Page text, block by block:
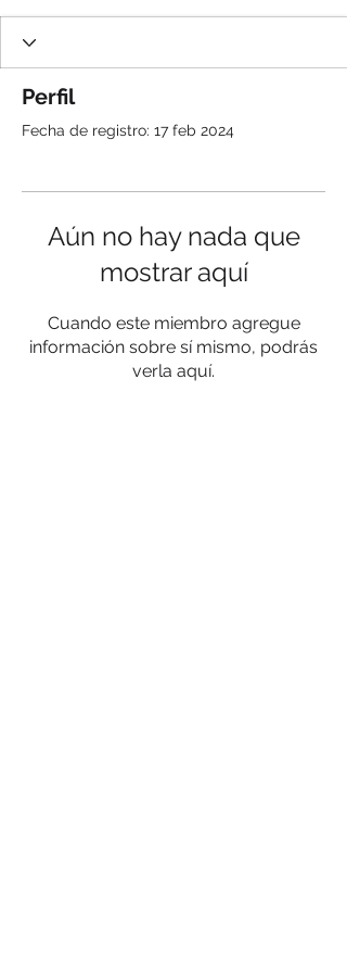
Perfil
Fecha de registro: 17 feb 2024
Aún no hay nada que
mostrar aquí
Cuando este miembro agregue
información sobre sí mismo, podrás
verla aquí.